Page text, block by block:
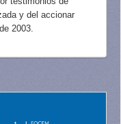
y del accionar
2003.